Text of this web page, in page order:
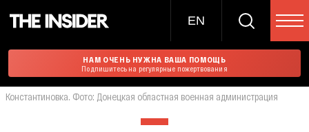
EN
НАМ ОЧЕНЬ НУЖНА ВАША ПОМОЩЬ
Подпишитесь на регулярные пожертвования
Константиновка. Фото: Донецкая областная военная администрация